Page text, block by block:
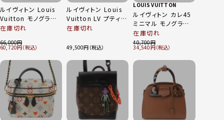
ルイヴィトン Louis
Vuitton モノグラム
ポルトクレ パピー レ
小物入れ M80254
在庫切れ
66,000
60,720
ルイヴィトン Louis
Vuitton LV プティ
スプソン・キャットア
ェア Z1857E ノワー
在庫切れ
49,500
LOUIS VUITTON
ルイヴィトン カレ45
ミニマル モノグラム
シルクスカーフ
M77558 マルチカラ
ー
在庫切れ
40,700
34,540